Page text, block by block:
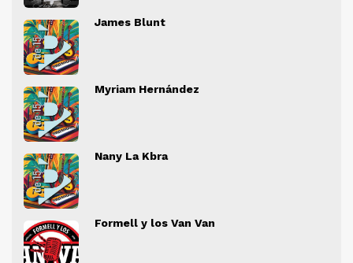
James Blunt
Myriam Hernández
Nany La Kbra
Formell y los Van Van